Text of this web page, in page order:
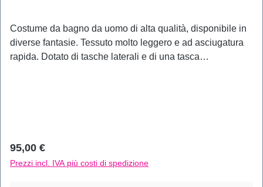
Costume da bagno da uomo di alta qualità, disponibile in
diverse fantasie. Tessuto molto leggero e ad asciugatura
rapida. Dotato di tasche laterali e di una tasca
Prezzo normale:
95,00 €
Prezzi incl. IVA più costi di spedizione